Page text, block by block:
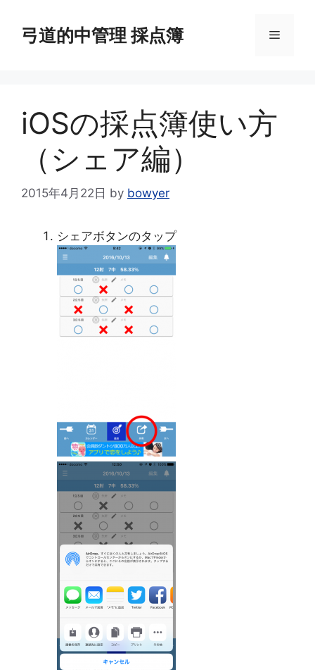
弓道的中管理 採点簿 メ
iOSの採点簿使い方
（シェア編）
2015年4月22日 by bowyer
シェアボタンのタップ